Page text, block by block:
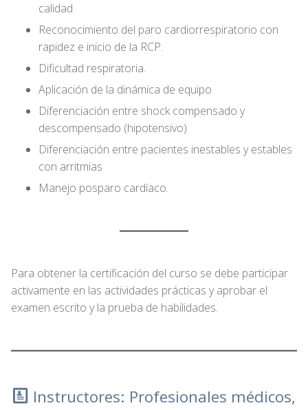
calidad
Reconocimiento del paro cardiorrespiratorio con
rapidez e inicio de la RCP.
Dificultad respiratoria.
Aplicación de la dinámica de equipo
Diferenciación entre shock compensado y
descompensado (hipotensivo)
Diferenciación entre pacientes inestables y estables
con arritmias
Manejo posparo cardíaco.
Para obtener la certificación del curso se debe participar
activamente en las actividades prácticas y aprobar el
examen escrito y la prueba de habilidades.
Instructores: Profesionales médicos,